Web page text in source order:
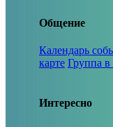
Общение
Календарь
карте Группа
Интересно